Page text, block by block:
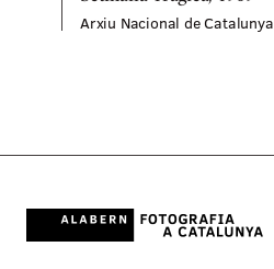
Arxiu Nacional de Catalunya